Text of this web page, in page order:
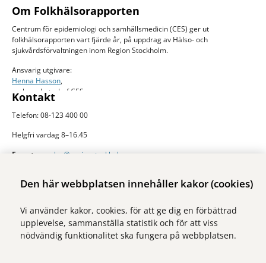
Den här webbplatsen innehåller kakor (cookies)
Vi använder kakor, cookies, för att ge dig en förbättrad
upplevelse, sammanställa statistik och för att viss
nödvändig funktionalitet ska fungera på webbplatsen.
Om Folkhälsorapporten
Centrum för epidemiologi och samhällsmedicin (CES) ger ut
folkhälsorapporten vart fjärde år, på uppdrag av Hälso- och
sjukvårdsförvaltningen inom Region Stockholm.
Ansvarig utgivare:
Henna Hasson,
verksamhetschef CES
Kontakt
Telefon: 08-123 400 00
Helgfri vardag 8–16.45
E-post:
ces.slso@regionstockholm.se
Mer folkhälsodata
Stockholms län. Sidan drivs av Centrum för epidemiologi och
samhällsmedicin inom Region Stockholm.
Besök webbplatsen